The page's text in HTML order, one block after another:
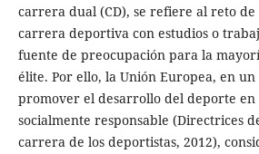
carrera dual (CD), se refiere al reto
carrera deportiva con estudios o
fuente de preocupación para la
élite. Por ello, la Unión Europea, en
promover el desarrollo del deporte
socialmente responsable (Directrices
carrera de los deportistas, 2012),